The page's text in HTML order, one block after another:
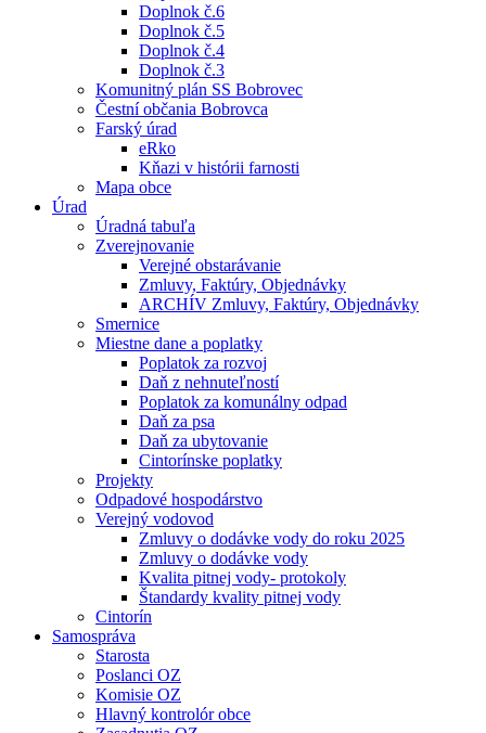
Doplnok č.6
Doplnok č.5
Doplnok č.4
Doplnok č.3
Komunitný plán SS Bobrovec
Čestní občania Bobrovca
Farský úrad
eRko
Kňazi v histórii farnosti
Mapa obce
Úrad
Úradná tabuľa
Zverejnovanie
Verejné obstarávanie
Zmluvy, Faktúry, Objednávky
ARCHÍV Zmluvy, Faktúry, Objednávky
Smernice
Miestne dane a poplatky
Poplatok za rozvoj
Daň z nehnuteľností
Poplatok za komunálny odpad
Daň za psa
Daň za ubytovanie
Cintorínske poplatky
Projekty
Odpadové hospodárstvo
Verejný vodovod
Zmluvy o dodávke vody do roku 2025
Zmluvy o dodávke vody
Kvalita pitnej vody- protokoly
Štandardy kvality pitnej vody
Cintorín
Samospráva
Starosta
Poslanci OZ
Komisie OZ
Hlavný kontrolór obce